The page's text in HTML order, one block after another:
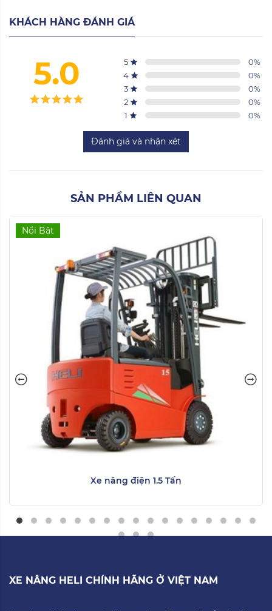
KHÁCH HÀNG ĐÁNH GIÁ
5.0 5 0%
4
0%
3
0%
2
0%
1
0%
Đánh giá và nhận xét
SẢN PHẨM LIÊN QUAN
Nổi Bật
Xe nâng điện 1.5 Tấn
XE NÂNG HELI CHÍNH HÃNG Ở VIỆT NAM